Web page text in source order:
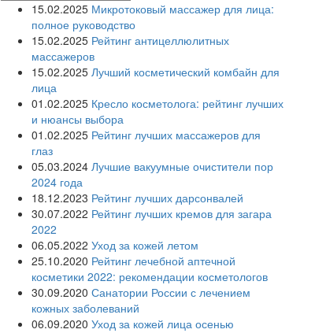
15.02.2025 Микротоковый массажер для лица:
полное руководство
15.02.2025 Рейтинг антицеллюлитных
массажеров
15.02.2025 Лучший косметический комбайн для
лица
01.02.2025 Кресло косметолога: рейтинг лучших
и нюансы выбора
01.02.2025 Рейтинг лучших массажеров для
глаз
05.03.2024 Лучшие вакуумные очистители пор
2024 года
18.12.2023 Рейтинг лучших дарсонвалей
30.07.2022 Рейтинг лучших кремов для загара
2022
06.05.2022 Уход за кожей летом
25.10.2020 Рейтинг лечебной аптечной
косметики 2022: рекомендации косметологов
30.09.2020 Санатории России с лечением
кожных заболеваний
06.09.2020 Уход за кожей лица осенью